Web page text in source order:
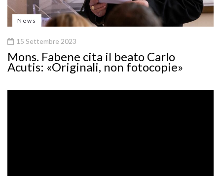
News
15 Settembre 2023
Mons. Fabene cita il beato Carlo
Acutis: «Originali, non fotocopie»